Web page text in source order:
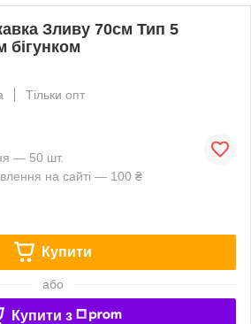
Зливу 70см Тип 5
бігунком
Тільки опт
— 50 шт.
на сайті — 100 ₴
Купити
або
Купити з